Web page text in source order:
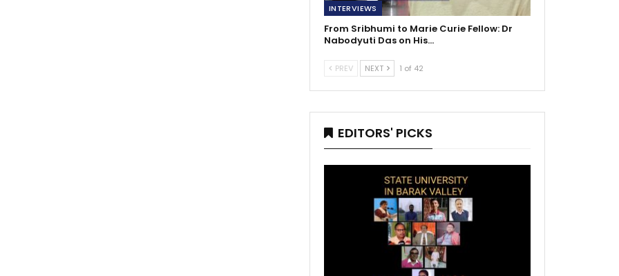
INTERVIEWS
From Sribhumi to Marie Curie Fellow: Dr
Nabodyuti Das on His…
PREV NEXT 1 of 42
EDITORS' PICKS